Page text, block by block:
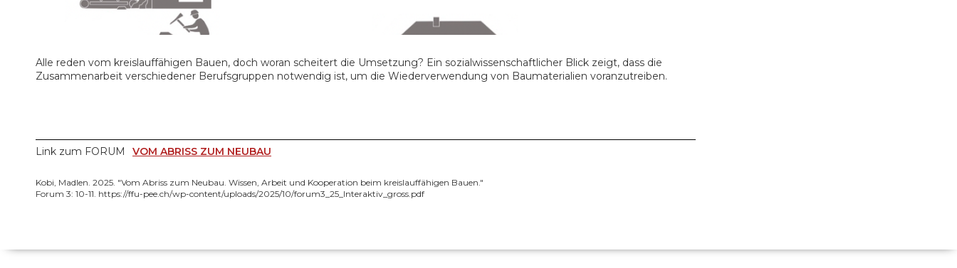
Alle reden vom kreislauffähigen Bauen, doch woran scheitert die Umsetzung? Ein sozialwissenschaftlicher Blick zeigt, dass die
Zusammenarbeit verschiedener Berufsgruppen notwendig ist, um die Wiederverwendung von Baumaterialien voranzutreiben.
Link zum FORUM VOM ABRISS ZUM NEUBAU
Kobi, Madlen. 2025. "Vom Abriss zum Neubau. Wissen, Arbeit und Kooperation beim kreislauffähigen Bauen."
Forum 3: 10-11. https://ffu-pee.ch/wp-content/uploads/2025/10/forum3_25_Interaktiv_gross.pdf